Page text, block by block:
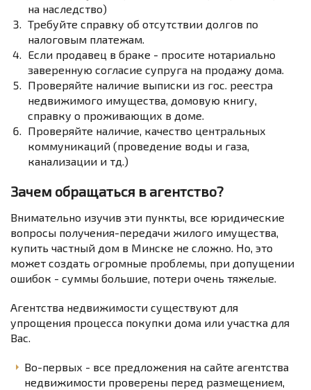
на наследство)
Требуйте справку об отсутствии долгов по
налоговым платежам.
Если продавец в браке - просите нотариально
заверенную согласие супруга на продажу дома.
Проверяйте наличие выписки из гос. реестра
недвижимого имущества, домовую книгу,
справку о проживающих в доме.
Проверяйте наличие, качество центральных
коммуникаций (проведение воды и газа,
канализации и тд.)
Зачем обращаться в агентство?
Внимательно изучив эти пункты, все юридические
вопросы получения-передачи жилого имущества,
купить частный дом в Минске не сложно. Но, это
может создать огромные проблемы, при допущении
ошибок - суммы большие, потери очень тяжелые.
Агентства недвижимости существуют для
упрощения процесса покупки дома или участка для
Вас.
Во-первых - все предложения на сайте агентства
недвижимости проверены перед размещением,